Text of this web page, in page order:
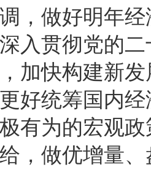
做好明年经
入贯彻党的
加快构建新
好统筹国内
有为的宏观
，做优增量